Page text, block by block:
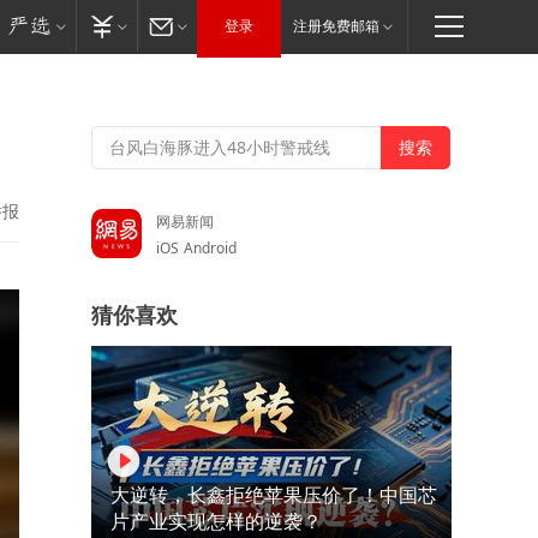
登录 注册免费邮箱
网易新闻
iOS Android
猜你喜欢
大逆转，长鑫拒绝苹果压价了！中国芯
片产业实现怎样的逆袭？